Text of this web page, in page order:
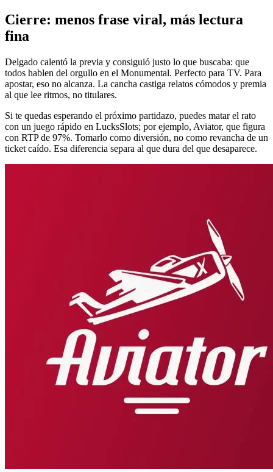
Cierre: menos frase viral, más lectura
fina
Delgado calentó la previa y consiguió justo lo que buscaba: que
todos hablen del orgullo en el Monumental. Perfecto para TV. Para
apostar, eso no alcanza. La cancha castiga relatos cómodos y premia
al que lee ritmos, no titulares.
Si te quedas esperando el próximo partidazo, puedes matar el rato
con un juego rápido en LucksSlots; por ejemplo, Aviator, que figura
con RTP de 97%. Tomarlo como diversión, no como revancha de un
ticket caído. Esa diferencia separa al que dura del que desaparece.